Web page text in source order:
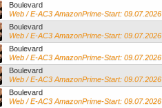
Boulevard
Web / E-AC3 AmazonPrime-Start: 09.07.2026
Boulevard
Web / E-AC3 AmazonPrime-Start: 09.07.2026
Boulevard
Web / E-AC3 AmazonPrime-Start: 09.07.2026
Boulevard
Web / E-AC3 AmazonPrime-Start: 09.07.2026
Boulevard
Web / E-AC3 AmazonPrime-Start: 09.07.2026